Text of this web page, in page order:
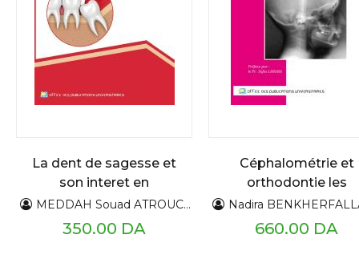
La dent de sagesse et
son interet en
orthodontie
MEDDAH Souad ATROUCHE Omar DAHMAS Ratiba
350.00 DA
Céphalométrie et
orthodontie les
principales
Nadira BENKHERFALLAH - Malika
660.00 DA